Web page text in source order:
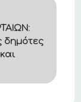
δημότες